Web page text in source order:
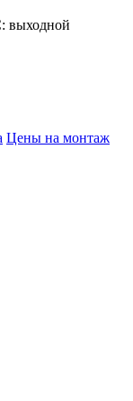
выходной
Цены на монтаж